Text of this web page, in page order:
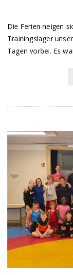
Die Ferien neigen
Trainingslager
Tagen vorbei. Es